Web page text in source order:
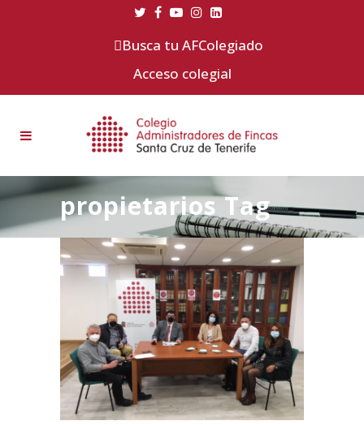
Busca tu AFColegiado
Acceso colegial
propietarios Tag